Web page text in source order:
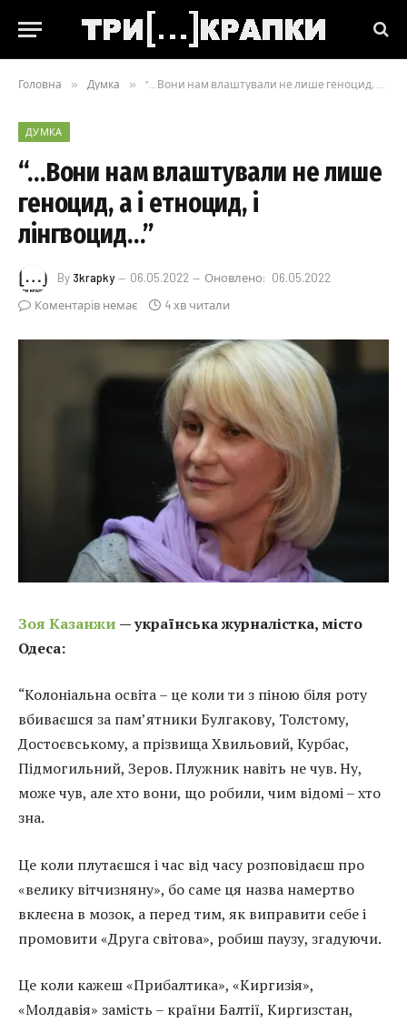
Головна » Думка » “…Вони нам влаштували не лише геноцид, а і етноцид, і лінгвоцид…”
ДУМКА
“…Вони нам влаштували не лише
геноцид, а і етноцид, і
лінгвоцид…”
By 3krapky 06.05.2022 Оновлено: 06.05.2022
Коментарів немає
4 хв читали
Зоя Казанжи — українська журналістка, місто
Одеса:
“Колоніальна освіта – це коли ти з піною біля роту
вбиваєшся за пам’ятники Булгакову, Толстому,
Достоєвському, а прізвища Хвильовий, Курбас,
Підмогильний, Зеров. Плужник навіть не чув. Ну,
може чув, але хто вони, що робили, чим відомі – хто
зна.
Це коли плутаєшся і час від часу розповідаєш про
«велику вітчизняну», бо саме ця назва намертво
вклеєна в мозок, а перед тим, як виправити себе і
промовити «Друга світова», робиш паузу, згадуючи.
Це коли кажеш «Прибалтика», «Киргизія»,
«Молдавія» замість – країни Балтії, Киргизстан,